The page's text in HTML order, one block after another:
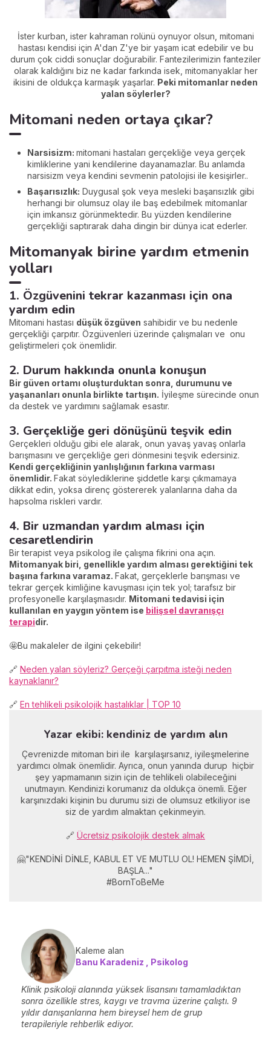
İster kurban, ister kahraman rolünü oynuyor olsun, mitomani
hastası kendisi için A'dan Z'ye bir yaşam icat edebilir ve bu
durum çok ciddi sonuçlar doğurabilir. Fantezilerimizin fanteziler
olarak kaldığını biz ne kadar farkında isek, mitomanyaklar her
ikisini de oldukça karmaşık yaşarlar. Peki mitomanlar neden
yalan söylerler?
Mitomani neden ortaya çıkar?
Narsisizm: mitomani hastaları gerçekliğe veya gerçek
kimliklerine yani kendilerine dayanamazlar. Bu anlamda
narsisizm veya kendini sevmenin patolojisi ile kesişirler..
Başarısızlık: Duygusal şok veya mesleki başarısızlık gibi
herhangi bir olumsuz olay ile baş edebilmek mitomanlar
için imkansız görünmektedir. Bu yüzden kendilerine
gerçekliği saptırarak daha dingin bir dünya icat ederler.
Mitomanyak birine yardım etmenin
yolları
1. Özgüvenini tekrar kazanması için ona
yardım edin
Mitomani hastası düşük özgüven sahibidir ve bu nedenle
gerçekliği çarpıtır. Özgüvenleri üzerinde çalışmaları ve onu
geliştirmeleri çok önemlidir.
2. Durum hakkında onunla konuşun
Bir güven ortamı oluşturduktan sonra, durumunu ve
yaşananları onunla birlikte tartışın. İyileşme sürecinde onun
da destek ve yardımını sağlamak esastır.
3. Gerçekliğe geri dönüşünü teşvik edin
Gerçekleri olduğu gibi ele alarak, onun yavaş yavaş onlarla
barışmasını ve gerçekliğe geri dönmesini teşvik edersiniz.
Kendi gerçekliğinin yanlışlığının farkına varması
önemlidir. Fakat söylediklerine şiddetle karşı çıkmamaya
dikkat edin, yoksa direnç göstererek yalanlarına daha da
hapsolma riskleri vardır.
4. Bir uzmandan yardım alması için
cesaretlendirin
Bir terapist veya psikolog ile çalışma fikrini ona açın.
Mitomanyak biri, genellikle yardım alması gerektiğini tek
başına farkına varamaz. Fakat, gerçeklerle barışması ve
tekrar gerçek kimliğine kavuşması için tek yol; tarafsız bir
profesyonelle karşılaşmasıdır. Mitomani tedavisi için
kullanılan en yaygın yöntem ise bilişsel davranışçı
terapidir.
🤩Bu makaleler de ilgini çekebilir!
🔗 Neden yalan söyleriz? Gerçeği çarpıtma isteği neden
kaynaklanır?
🔗 En tehlikeli psikolojik hastalıklar | TOP 10
Yazar ekibi: kendiniz de yardım alın
Çevrenizde mitoman biri ile karşılaşırsanız, iyileşmelerine
yardımcı olmak önemlidir. Ayrıca, onun yanında durup hiçbir
şey yapmamanın sizin için de tehlikeli olabileceğini
unutmayın. Kendinizi korumanız da oldukça önemli. Eğer
karşınızdaki kişinin bu durumu sizi de olumsuz etkiliyor ise
siz de yardım almaktan çekinmeyin.
🔗 Ücretsiz psikolojik destek almak
🤗"KENDİNİ DİNLE, KABUL ET VE MUTLU OL! HEMEN ŞİMDİ,
BAŞLA..."
#BornToBeMe
Kaleme alan
Banu Karadeniz , Psikolog
Klinik psikoloji alanında yüksek lisansını tamamladıktan
sonra özellikle stres, kaygı ve travma üzerine çalıştı. 9
yıldır danışanlarına hem bireysel hem de grup
terapileriyle rehberlik ediyor.